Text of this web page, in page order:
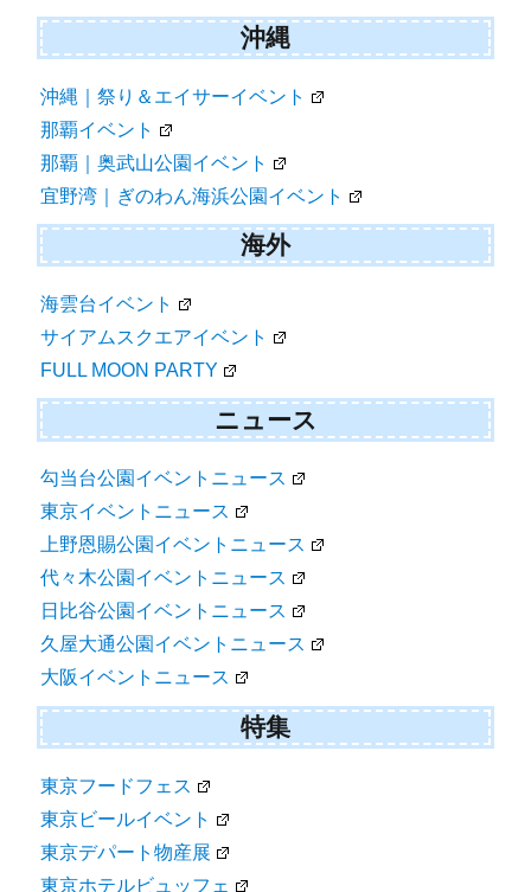
沖縄
沖縄｜祭り＆エイサーイベント
那覇イベント
那覇｜奥武山公園イベント
宜野湾｜ぎのわん海浜公園イベント
海外
海雲台イベント
サイアムスクエアイベント
FULL MOON PARTY
ニュース
勾当台公園イベントニュース
東京イベントニュース
上野恩賜公園イベントニュース
代々木公園イベントニュース
日比谷公園イベントニュース
久屋大通公園イベントニュース
大阪イベントニュース
特集
東京フードフェス
東京ビールイベント
東京デパート物産展
東京ホテルビュッフェ